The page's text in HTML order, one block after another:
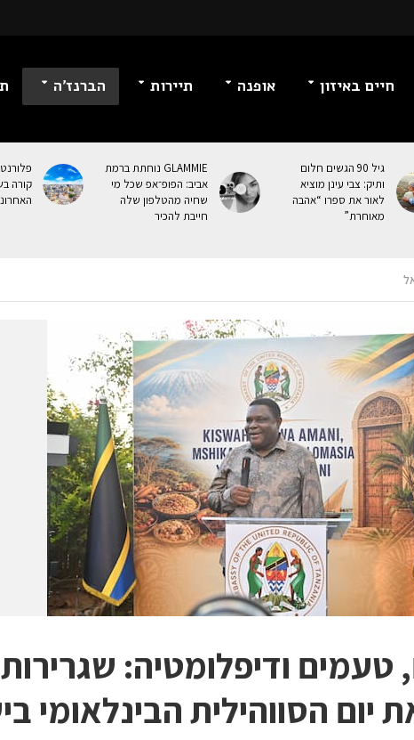
חיים באיזון אופנה תיירות הברנז’ה
גיל 90 הגשים חלום
ותיק: צבי עינן מוציא
לאור את ספרו “אהבה
מאוחרת”
GLAMMIE נוחתת ברמת
אביב: הפופ־אפ שכל מי
שחיה מהטלפון שלה
חייבת להכיר
קורה
טעמים ודיפלומטיה:
יום הסווהילית הבינלאומי